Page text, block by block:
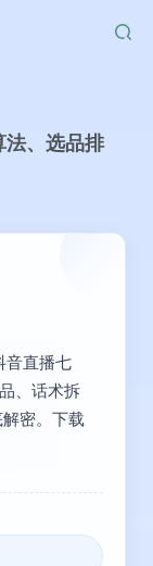
法、选品排
音直播七
、话术拆
密。下载